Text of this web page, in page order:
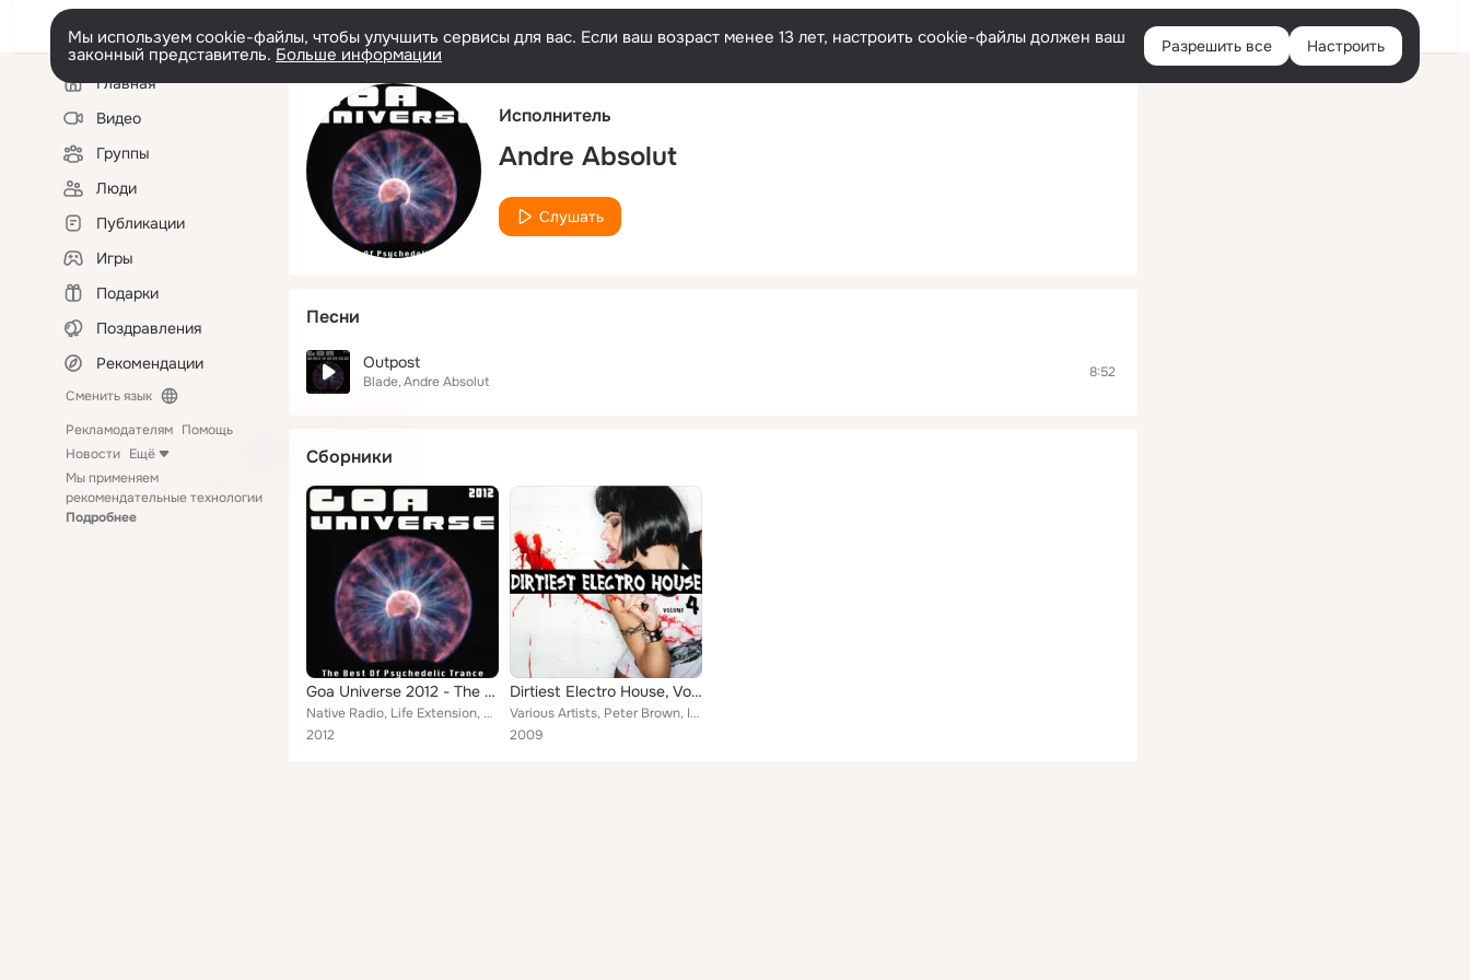
Русский Войти
Мы используем cookie-файлы, чтобы улучшить сервисы для вас. Если ваш возраст менее 13 лет, настроить cookie-файлы должен ваш
законный представитель. Больше информации Разрешить все Настроить
Левая
колонкаГлавная
Видео
Группы
Люди
Публикации
Игры
Подарки
Поздравления
Рекомендации
Сменить язык
Рекламодателям Помощь
Новости Ещё
Мы применяем
рекомендательные технологии
Подробнее
Исполнитель
Andre Absolut
Слушать
Песни
Outpost
Blade Andre Absolut
8:52
Сборники
Goa Universe 2012 - The Best Of Psychedelic Trance
Native Radio, Life Extension, Herbal Essence, Cujorius One, Digitalism, Andreas Henning, Paste, Alchemix, Psychonauts, Squared C...
2012
Dirtiest Electro House, Vol. 4
Various Artists, Peter Brown, Ivan Pica, Rod Debyser, Josh Harris, Club Punk, WeKi, Kevin Sunray, Andre Absolut, Marcello Nunzio...
2009